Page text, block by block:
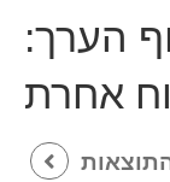
הערך:
אחרת